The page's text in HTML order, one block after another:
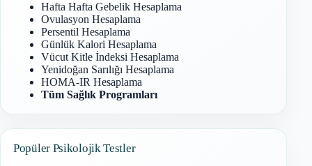
Hafta Hafta Gebelik Hesaplama
Ovulasyon Hesaplama
Persentil Hesaplama
Günlük Kalori Hesaplama
Vücut Kitle İndeksi Hesaplama
Yenidoğan Sarılığı Hesaplama
HOMA-IR Hesaplama
Tüm Sağlık Programları
Popüler Psikolojik Testler